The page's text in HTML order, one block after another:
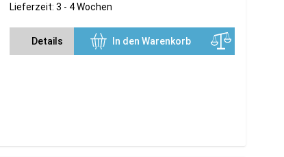
Lieferzeit: 3 - 4 Wochen
Details In den Warenkorb